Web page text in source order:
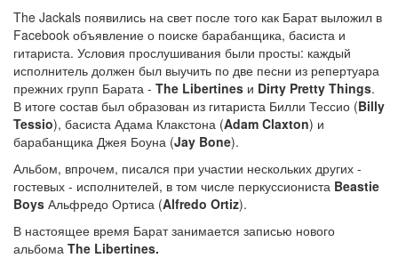
The Jackals появились на свет после того как Барат выложил в
Facebook объявление о поиске барабанщика, басиста и
гитариста. Условия прослушивания были просты: каждый
исполнитель должен был выучить по две песни из репертуара
прежних групп Барата - The Libertines и Dirty Pretty Things.
В итоге состав был образован из гитариста Билли Тессио (Billy
Tessio), басиста Адама Клакстона (Adam Claxton) и
барабанщика Джея Боуна (Jay Bone).
Альбом, впрочем, писался при участии нескольких других -
гостевых - исполнителей, в том числе перкуссиониста Beastie
Boys Альфредо Ортиса (Alfredo Ortiz).
В настоящее время Барат занимается записью нового
альбома The Libertines.